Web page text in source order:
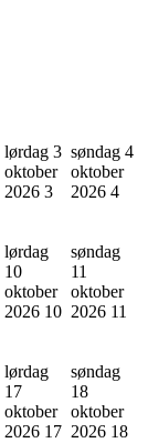
lørdag 3
oktober
2026 3
søndag 4
oktober
2026 4
lørdag
10
oktober
2026 10
søndag
11
oktober
2026 11
lørdag
17
oktober
2026 17
søndag
18
oktober
2026 18